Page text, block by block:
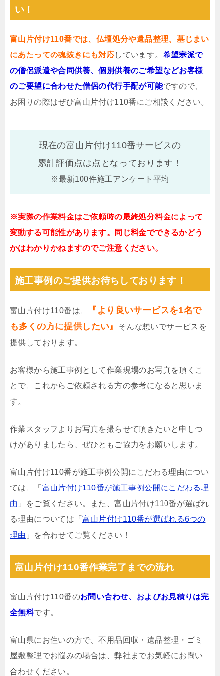
い！
富山片付け110番では、仏壇処分や遺品整理、墓じまい
にあたっての魂抜きにも対応しています。 希望宗派で
の僧侶派遣や合同供養、個別供養のご希望などお客様
のご要望に合わせた僧侶の代行手配が可能ですので、
お困りの際はぜひ富山片付け110番にご相談ください。
現在の富山片付け110番サービスの
累計評価点は点となっております！
※最新100件施工アンケート平均
※実際の作業料金はご依頼時の最終処分料金によって
変動する可能性があります。同じ料金でできるかどう
かはわかりかねますのでご注意ください。
施工事例のご提供お待ちしております！
富山片付け110番は、
『より良いサービスを1名で
も多くの方に提供したい』
そんな想いでサービスを
提供しております。
お客様から施工事例として作業現場のお写真を頂くこ
とで、これからご依頼される方の参考になると思いま
す。
作業スタッフよりお写真を撮らせて頂きたいと申しつ
けがありましたら、ぜひともご協力をお願いします。
富山片付け110番が施工事例公開にこだわる理由につい
ては、「 富山片付け110番が施工事例公開にこだわる理
由 」をご覧ください。また、富山片付け110番が選ばれ
る理由については「 富山片付け110番が選ばれる6つの
理由 」を合わせてご覧ください！
富山片付け110番作業完了までの流れ
富山片付け110番のお問い合わせ、およびお見積りは完
全無料です。
富山県にお住いの方で、不用品回収・遺品整理・ゴミ
屋敷整理でお悩みの場合は、弊社までお気軽にお問い
合わせください。